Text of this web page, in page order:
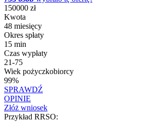
150000 zł
Kwota
48 miesięcy
Okres spłaty
15 min
Czas wypłaty
21-75
Wiek pożyczkobiorcy
99%
SPRAWDŹ
OPINIE
Złóż wniosek
Przykład RRSO: